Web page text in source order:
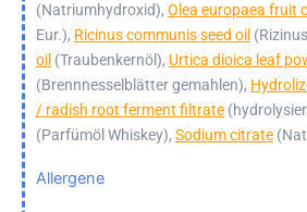
(Natriumhydroxid), Olea europaea fruit
Eur.), Ricinus communis seed oil
oil (Traubenkernöl), Urtica dioica leaf
(Brennnesselblätter gemahlen),
/ radish root ferment filtrate
(Parfümöl Whiskey), Sodium citrate
Allergene